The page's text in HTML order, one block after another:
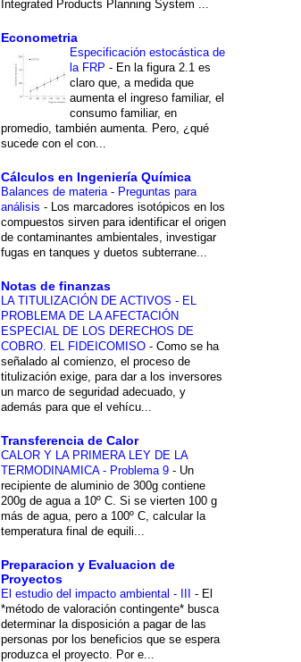
Integrated Products Planning System ...
Econometria
Especificación estocástica de
la FRP - En la figura 2.1 es
claro que, a medida que
aumenta el ingreso familiar, el
consumo familiar, en
promedio, también aumenta. Pero, ¿qué
sucede con el con...
Cálculos en Ingeniería Química
Balances de materia - Preguntas para
análisis -
Los marcadores isotópicos en los
compuestos sirven para identificar el origen
de contaminantes ambientales, investigar
fugas en tanques y duetos subterrane...
Notas de finanzas
LA TITULIZACIÓN DE ACTIVOS - EL
PROBLEMA DE LA AFECTACIÓN
ESPECIAL DE LOS DERECHOS DE
COBRO. EL FIDEICOMISO - Como se ha
señalado al comienzo, el proceso de
titulización exige, para dar a los inversores
un marco de seguridad adecuado, y
además para que el vehícu...
Transferencia de Calor
CALOR Y LA PRIMERA LEY DE LA
TERMODINAMICA - Problema 9 - Un
recipiente de aluminio de 300g contiene
200g de agua a 10º C. Si se vierten 100 g
más de agua, pero a 100º C, calcular la
temperatura final de equili...
Preparacion y Evaluacion de
Proyectos
El estudio del impacto ambiental - III - El
*método de valoración contingente* busca
determinar la disposición a pagar de las
personas por los beneficios que se espera
produzca el proyecto. Por e...